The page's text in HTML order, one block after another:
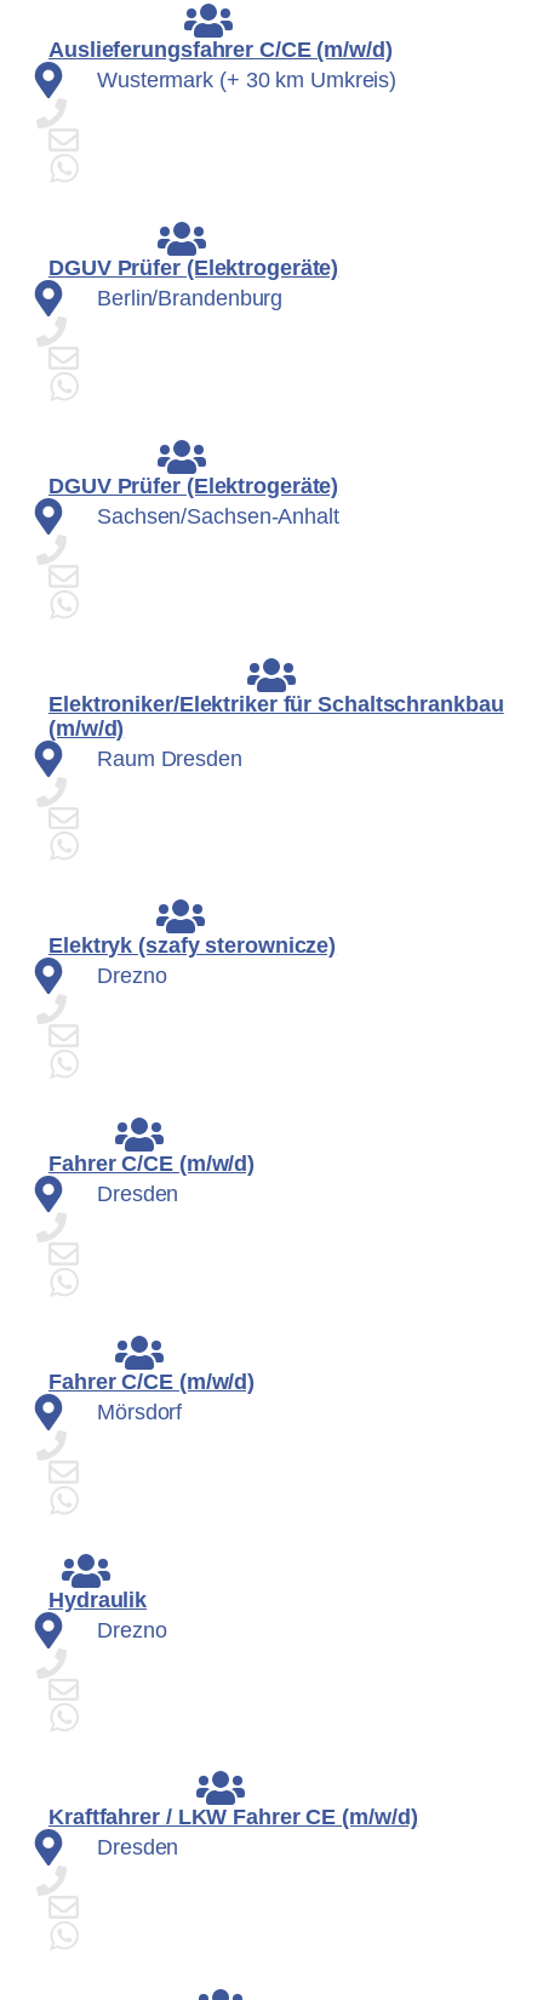
Auslieferungsfahrer C/CE (m/w/d)
Wustermark (+ 30 km Umkreis)
DGUV Prüfer (Elektrogeräte)
Berlin/Brandenburg
DGUV Prüfer (Elektrogeräte)
Sachsen/Sachsen-Anhalt
Elektroniker/Elektriker für Schaltschrankbau
(m/w/d)
Raum Dresden
Elektryk (szafy sterownicze)
Drezno
Fahrer C/CE (m/w/d)
Dresden
Fahrer C/CE (m/w/d)
Mörsdorf
Hydraulik
Drezno
Kraftfahrer / LKW Fahrer CE (m/w/d)
Dresden